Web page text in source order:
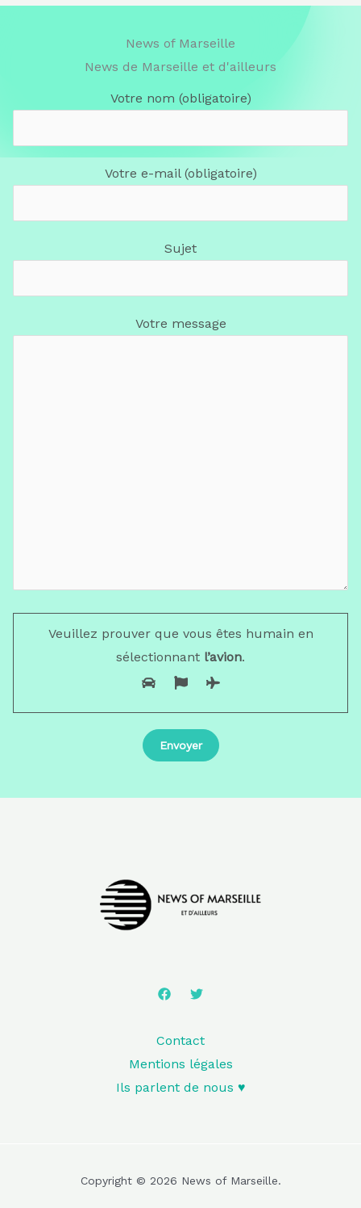
News of Marseille
News de Marseille et d'ailleurs
Votre nom (obligatoire)
Votre e-mail (obligatoire)
Sujet
Votre message
Veuillez prouver que vous êtes humain en
sélectionnant l’avion.
Contact
Mentions légales
Ils parlent de nous ♥️
Copyright © 2026 News of Marseille.